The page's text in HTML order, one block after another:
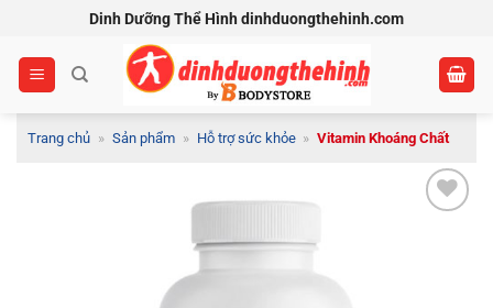
nội
dung
Dinh Dưỡng Thể Hình dinhduongthehinh.com
Trang chủ » Sản phẩm » Hỗ trợ sức khỏe » Vitamin Khoáng Chất